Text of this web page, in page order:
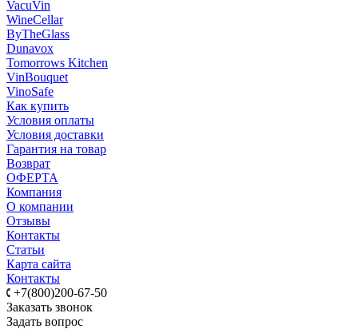
VacuVin
WineCellar
ByTheGlass
Dunavox
Tomorrows Kitchen
VinBouquet
VinoSafe
Как купить
Условия оплаты
Условия доставки
Гарантия на товар
Возврат
ОФЕРТА
Компания
О компании
Отзывы
Контакты
Статьи
Карта сайта
Контакты
+7(800)200-67-50
Заказать звонок
Задать вопрос